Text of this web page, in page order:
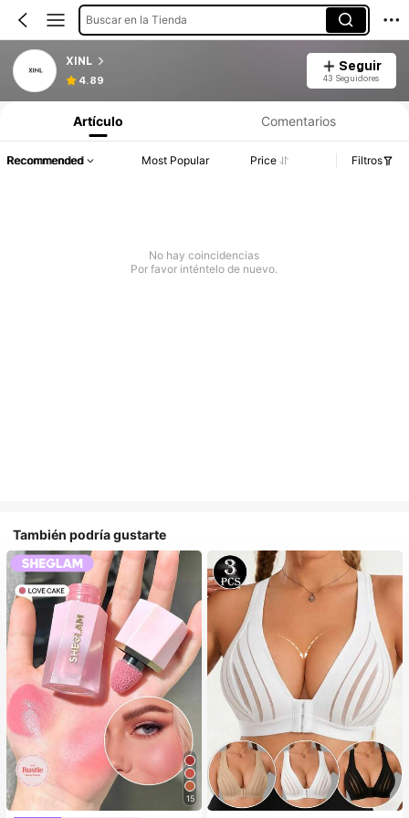
Buscar en la Tienda
XINL
4.89
Seguir
43 Seguidores
Artículo Comentarios
Recommended Most Popular Price Filtros
No hay coincidencias
Por favor inténtelo de nuevo.
También podría gustarte
15